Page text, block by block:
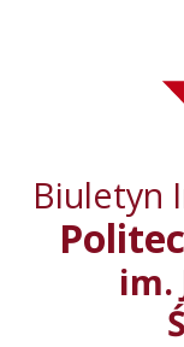
Biuletyn
im.